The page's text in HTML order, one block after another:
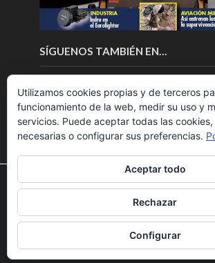
SÍGUENOS TAMBIÉN EN…
Copyright © 2018.Fly News.Noticias
UAS aviación comercial
Utilizamos cookies para ofrecerte la mejor
nuestra web.
Puedes aprender más sobre qué cookies
desactivarlas en losajustes.
Utilizamos cookies propias y de terceros
funcionamiento de la web, medir su uso y
servicios. Puede aceptar todas las
necesarias o configurar sus preferencias.
Aceptar todo
Rechazar
Configurar